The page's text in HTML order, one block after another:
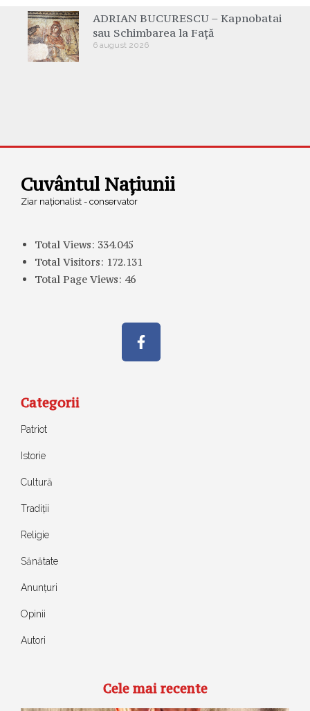
ADRIAN BUCURESCU – Kapnobatai
sau Schimbarea la Față
6 august 2026
Cuvântul Națiunii
Ziar naționalist - conservator
Total Views: 334.045
Total Visitors: 172.131
Total Page Views: 46
Categorii
Patriot
Istorie
Cultură
Tradiții
Religie
Sănătate
Anunțuri
Opinii
Autori
Cele mai recente